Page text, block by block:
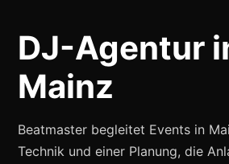
DJ-Agentur
Mainz
Beatmaster begleitet Events in
Technik und einer Planung, die